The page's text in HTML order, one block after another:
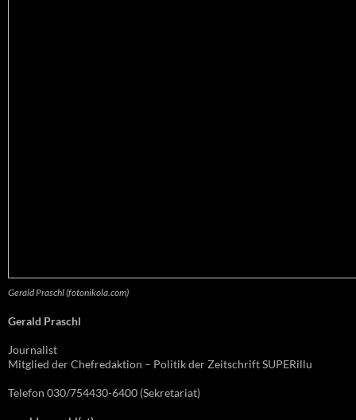
Gerald Praschl (fotonikola.com)
Gerald Praschl
Journalist
Mitglied der Chefredaktion – Politik der Zeitschrift SUPERillu
Telefon 030/754430-6400 (Sekretariat)